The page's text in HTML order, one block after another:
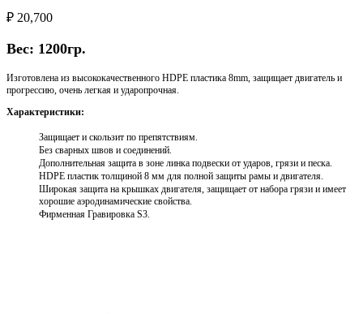
₽ 20,700
Вес: 1200гр.
Изготовлена из высококачественного HDPE пластика 8mm, защищает двигатель и
прогрессию, очень легкая и ударопрочная.
Характеристики:
Защищает и скользит по препятствиям.
Без сварных швов и соединений.
Дополнительная защита в зоне линка подвески от ударов, грязи и песка.
HDPE пластик толщиной 8 мм для полной защиты рамы и двигателя.
Широкая защита на крышках двигателя, защищает от набора грязи и имеет
хорошие аэродинамические свойства.
Фирменная Гравировка S3.